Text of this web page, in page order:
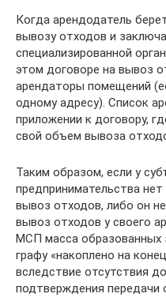
Когда арендодатель
вывозу отходов и
специализированной
этом договоре на вывоз
арендаторы помещений
одному адресу). Список
приложении к договору,
свой объем вывоза
Таким образом, если у
предпринимательства
вывоз отходов, либо он
вывоз отходов у своего
МСП масса образованных
графу «накоплено на
вследствие отсутствия
подтверждения передачи